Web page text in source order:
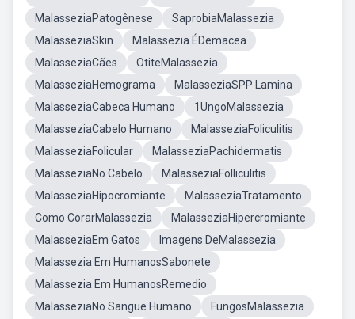
MalasseziaPatogênese
SaprobiaMalassezia
MalasseziaSkin
Malassezia ÉDemacea
MalasseziaCães
OtiteMalassezia
MalasseziaHemograma
MalasseziaSPP Lamina
MalasseziaCabeca Humano
1UngoMalassezia
MalasseziaCabelo Humano
MalasseziaFoliculitis
MalasseziaFolicular
MalasseziaPachidermatis
MalasseziaNo Cabelo
MalasseziaFolliculitis
MalasseziaHipocromiante
MalasseziaTratamento
Como CorarMalassezia
MalasseziaHipercromiante
MalasseziaEm Gatos
Imagens DeMalassezia
Malassezia Em HumanosSabonete
Malassezia Em HumanosRemedio
MalasseziaNo Sangue Humano
FungosMalassezia